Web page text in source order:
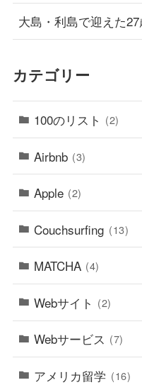
大島・利島で迎えた
カテゴリー
100のリスト (2)
Airbnb (3)
Apple (2)
Couchsurfing (13)
MATCHA (4)
Webサイト (2)
Webサービス (7)
アメリカ留学 (16)